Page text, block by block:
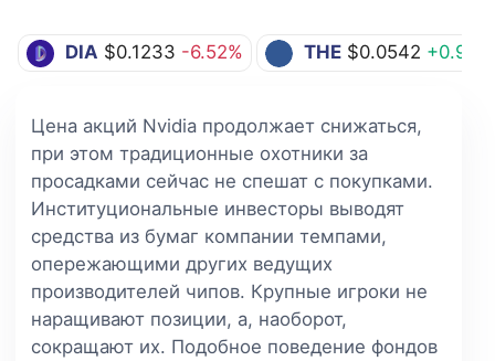
DIA $0.1233 -6.52% THE $0.0542 +0.93%
Цена акций Nvidia продолжает снижаться,
при этом традиционные охотники за
просадками сейчас не спешат с покупками.
Институциональные инвесторы выводят
средства из бумаг компании темпами,
опережающими других ведущих
производителей чипов. Крупные игроки не
наращивают позиции, а, наоборот,
сокращают их. Подобное поведение фондов